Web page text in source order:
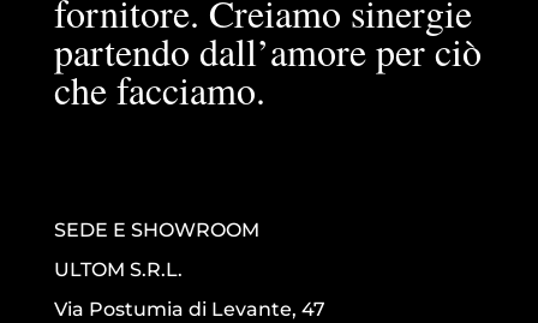
fornitore. Creiamo sinergie
partendo dall’amore per ciò
che facciamo.
SEDE E SHOWROOM
ULTOM S.R.L.
Via Postumia di Levante, 47